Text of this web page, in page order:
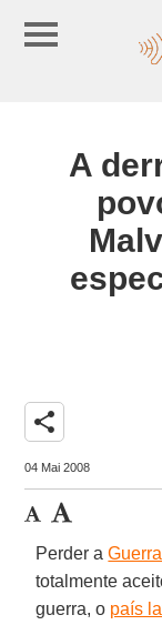
A
share
04 Mai 2008
Perder a
totalmente
guerra, o país